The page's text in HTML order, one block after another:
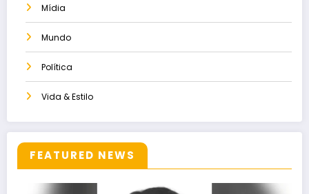
Mídia
Mundo
Política
Vida & Estilo
FEATURED NEWS